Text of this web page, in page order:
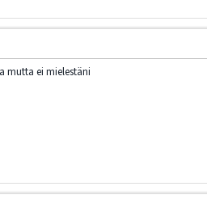
mutta ei mielestäni